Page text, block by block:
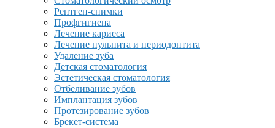
Рентген-снимки
Профгигиена
Лечение кариеса
Лечение пульпита и периодонтита
Удаление зуба
Детская стоматология
Эстетическая стоматология
Отбеливание зубов
Имплантация зубов
Протезирование зубов
Брекет-система